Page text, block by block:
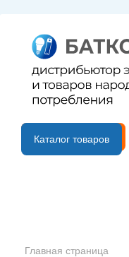
B2B портал
Каталог товаров
Главная страница